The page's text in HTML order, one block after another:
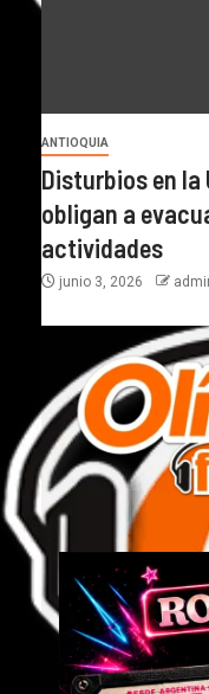
ANTIOQUIA
Disturbios en la
obligan a
actividades
junio 3, 2026